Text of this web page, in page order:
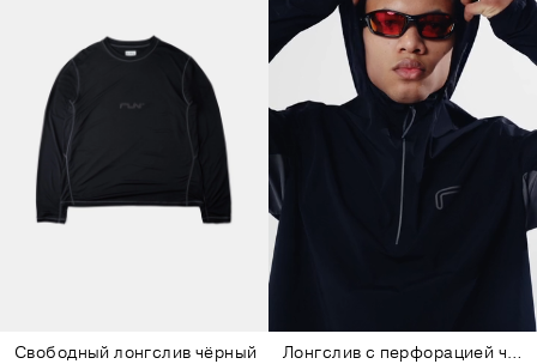
Свободный лонгслив чёрный
Лонгслив с перфорацией чёрный